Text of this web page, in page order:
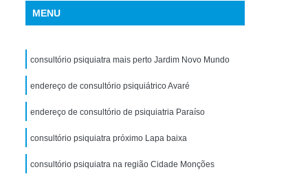
de Uso de Metanfetamina
de Uso de Substância
de Uso de êxtase
Tratamento Crise de Ansiedade
Tratamento de Ansiedade
Tratamento para Ansiedade e Depressão
Interior de São Paulo
MENU
consultório psiquiatra mais perto Jardim Novo Mundo
endereço de consultório psiquiátrico Avaré
endereço de consultório de psiquiatria Paraíso
consultório psiquiatra próximo Lapa baixa
consultório psiquiatra na região Cidade Monções